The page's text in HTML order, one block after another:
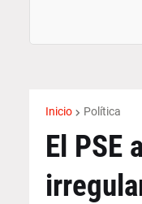
Inicio Política
El PSE